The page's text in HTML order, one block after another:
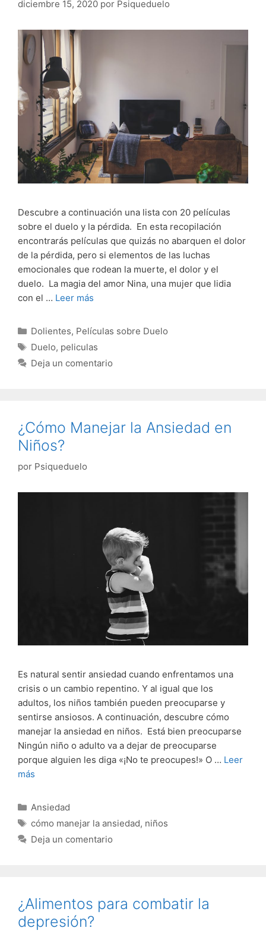
diciembre 15, 2020 por Psiqueduelo
Descubre a continuación una lista con 20 películas
sobre el duelo y la pérdida. En esta recopilación
encontrarás películas que quizás no abarquen el dolor
de la pérdida, pero si elementos de las luchas
emocionales que rodean la muerte, el dolor y el
duelo. La magia del amor Nina, una mujer que lidia
con el … Leer más
Categorías
Dolientes, Películas sobre Duelo
Etiquetas
Duelo, peliculas
Deja un comentario
¿Cómo Manejar la Ansiedad en
Niños?
por Psiqueduelo
Es natural sentir ansiedad cuando enfrentamos una
crisis o un cambio repentino. Y al igual que los
adultos, los niños también pueden preocuparse y
sentirse ansiosos. A continuación, descubre cómo
manejar la ansiedad en niños. Está bien preocuparse
Ningún niño o adulto va a dejar de preocuparse
porque alguien les diga «¡No te preocupes!» O … Leer
más
Categorías
Ansiedad
Etiquetas
cómo manejar la ansiedad, niños
Deja un comentario
¿Alimentos para combatir la
depresión?